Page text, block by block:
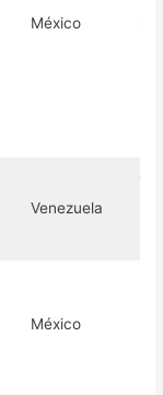
México
Venezuela
1-1
México